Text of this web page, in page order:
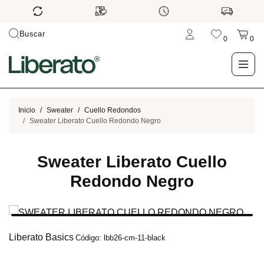
Buscar
0 0
LO NUEVO
BLOG
Inicio Sweater
Cuello Redondos
Sweater Liberato Cuello Redondo Negro
Sweater Liberato Cuello
Redondo Negro
Liberato Basics Código: lbb26-cm-11-black